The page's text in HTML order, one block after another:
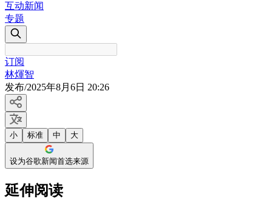
互动新闻
专题
订阅
林煇智
发布/2025年8月6日 20:26
小 标准 中 大
设为谷歌新闻首选来源
延伸阅读